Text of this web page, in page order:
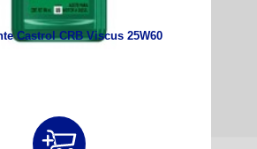
Castrol CRB Viscus 25W60